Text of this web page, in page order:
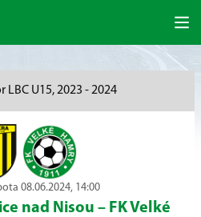
LBC U15, 2023 - 2024
08.06.2024, 14:00
nad Nisou – FK Velké